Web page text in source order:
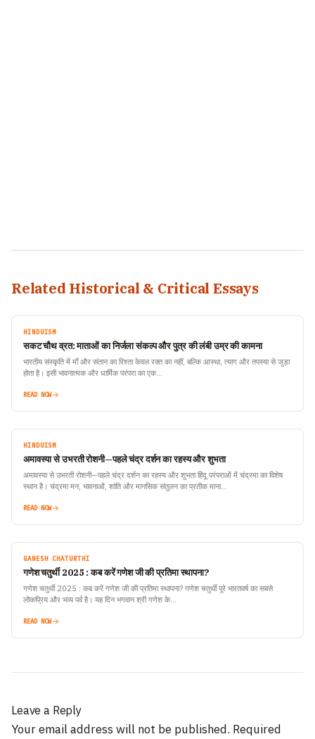
Related Historical & Critical Essays
HINDUISM
सकट चौथ व्रत: माताओं का निर्जला संकल्प और पुत्र की लंबी उम्र की कामना
भारतीय संस्कृति में माँ और संतान का रिश्ता केवल रक्त का नहीं, बल्कि आस्था, त्याग और तपस्या से जुड़ा
होता है। इसी भावनात्मक और धार्मिक परंपरा का एक…
READ NOW
HINDUISM
अमावस्या से उभरती रोशनी—पहले चंद्र दर्शन का रहस्य और शुभता
अमावस्या से उभरती रोशनी—पहले चंद्र दर्शन का रहस्य और शुभता हिंदू परंपराओं में चंद्रमा का विशेष
स्थान है। चंद्रमा मन, भावनाओं, शांति और मानसिक संतुलन का प्रतीक माना…
READ NOW
GANESH CHATURTHI
गणेश चतुर्थी 2025 : कब करें गणेश जी की प्रतिमा स्थापना?
गणेश चतुर्थी 2025 : कब करें गणेश जी की प्रतिमा स्थापना? गणेश चतुर्थी पूरे भारतवर्ष का सबसे
लोकप्रिय और भव्य पर्व है। यह दिन भगवान श्री गणेश के…
READ NOW
Leave a Reply
Your email address will not be published. Required